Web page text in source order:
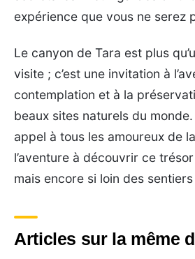
expérience que vous ne serez
Le canyon de Tara est plus
visite ; c’est une invitation à
contemplation et à la
beaux sites naturels du
appel à tous les amoureux de
l’aventure à découvrir ce
mais encore si loin des
Articles sur la même